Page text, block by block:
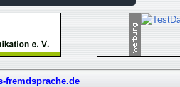
fremdsprache.de